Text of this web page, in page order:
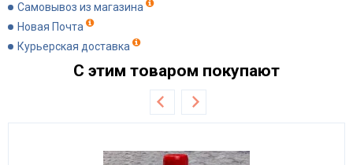
Самовывоз из магазина
Новая Почта
Курьерская доставка
С этим товаром покупают